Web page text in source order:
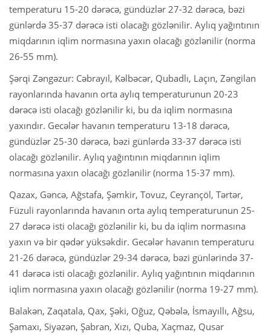
temperaturu 15-20 dərəcə, gündüzlər 27-32 dərəcə, bəzi
günlərdə 35-37 dərəcə isti olacağı gözlənilir. Aylıq yağıntının
miqdarının iqlim normasına yaxın olacağı gözlənilir (norma
26-55 mm).
Şərqi Zəngəzur: Cəbrayıl, Kəlbəcər, Qubadlı, Laçın, Zəngilan
rayonlarında havanın orta aylıq temperaturunun 20-23
dərəcə isti olacağı gözlənilir ki, bu da iqlim normasına
yaxındır. Gecələr havanın temperaturu 13-18 dərəcə,
gündüzlər 25-30 dərəcə, bəzi günlərdə 33-37 dərəcə isti
olacağı gözlənilir. Aylıq yağıntının miqdarının iqlim
normasına yaxın olacağı gözlənilir (norma 15-37 mm).
Qazax, Gəncə, Ağstafa, Şəmkir, Tovuz, Ceyrançöl, Tərtər,
Füzuli rayonlarında havanın orta aylıq temperaturunun 25-
27 dərəcə isti olacağı gözlənilir ki, bu da iqlim normasına
yaxın və bir qədər yüksəkdir. Gecələr havanın temperaturu
21-26 dərəcə, gündüzlər 29-34 dərəcə, bəzi günlərində 37-
41 dərəcə isti olacağı gözlənilir. Aylıq yağıntının miqdarının
iqlim normasına yaxın olacağı gözlənilir (norma 19-27 mm).
Balakən, Zaqatala, Qax, Şəki, Oğuz, Qəbələ, İsmayıllı, Ağsu,
Şamaxı, Siyəzən, Şabran, Xızı, Quba, Xaçmaz, Qusar